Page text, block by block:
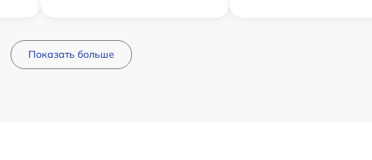
Показать больше